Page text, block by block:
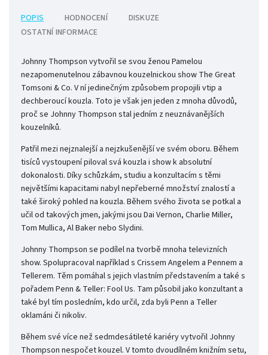
POPIS HODNOCENÍ
DISKUZE
OSTATNÍ INFORMACE
Johnny Thompson vytvořil se svou ženou Pamelou
nezapomenutelnou zábavnou kouzelnickou show The Great
Tomsoni & Co. V ní jedinečným způsobem propojili vtip a
dechberoucí kouzla. Toto je však jen jeden z mnoha důvodů,
proč se Johnny Thompson stal jedním z neuznávanějších
kouzelníků.
Patřil mezi nejznalejší a nejzkušenější ve svém oboru. Během
tisíců vystoupení piloval svá kouzla i show k absolutní
dokonalosti. Díky schůzkám, studiu a konzultacím s těmi
největšími kapacitami nabyl nepřeberné množství znalostí a
také široký pohled na kouzla. Během svého života se potkal a
učil od takových jmen, jakými jsou Dai Vernon, Charlie Miller,
Tom Mullica, Al Baker nebo Slydini.
Johnny Thompson se podílel na tvorbě mnoha televizních
show. Spolupracoval například s Crissem Angelem a Pennem a
Tellerem. Těm pomáhal s jejich vlastním představením a také s
pořadem Penn & Teller: Fool Us. Tam působil jako konzultant a
také byl tím posledním, kdo určil, zda byli Penn a Teller
oklamáni či nikoliv.
Během své více než sedmdesátileté kariéry vytvořil Johnny
Thompson nespočet kouzel. V tomto dvoudílném knižním setu,